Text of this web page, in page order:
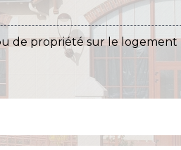
de propriété sur le logement